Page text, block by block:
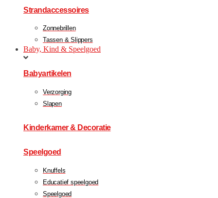
Strandaccessoires
Zonnebrillen
Tassen & Slippers
Baby, Kind & Speelgoed
Babyartikelen
Verzorging
Slapen
Kinderkamer & Decoratie
Speelgoed
Knuffels
Educatief speelgoed
Speelgoed